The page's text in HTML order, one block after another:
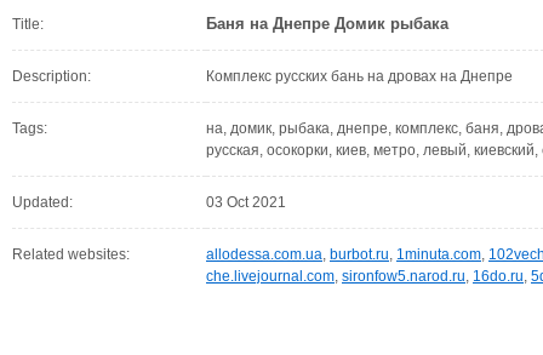
Title: Баня на Днепре Домик рыбака
Description: Комплекс русских бань на дровах на Днепре
Tags:
на, домик, рыбака, днепре, комплекс, баня,
русская, осокорки, киев, метро, левый, киевский,
Updated: 03 Oct 2021
Related websites: allodessa.com.ua, burbot.ru, 1minuta.com,
che.livejournal.com, sironfow5.narod.ru, 16do.ru,